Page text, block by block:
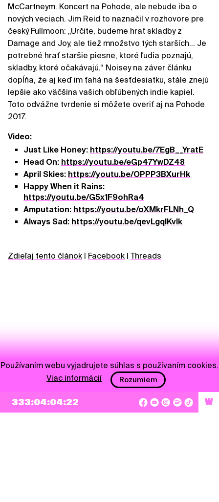
McCartneym. Koncert na Pohode, ale nebude iba o
nových veciach. Jim Reid to naznačil v rozhovore pre
český Fullmoon: „Určite, budeme hrať skladby z
Damage and Joy, ale tiež množstvo tých starších... Je
potrebné hrať staršie piesne, ktoré ľudia poznajú,
skladby, ktoré očakávajú.“ Noisey na záver článku
dopĺňa, že aj keď im ťahá na šesťdesiatku, stále znejú
lepšie ako väčšina vašich obľúbených indie kapiel.
Toto odvážne tvrdenie si môžete overiť aj na Pohode
2017.
Video:
Just Like Honey: https://youtu.be/7EgB__YratE
Head On: https://youtu.be/eGp47YwDZ48
April Skies: https://youtu.be/OPPP3BXurHk
Happy When it Rains:
https://youtu.be/G5x1F9ohRa4
Amputation: https://youtu.be/oXMkrFLNh_Q
Always Sad: https://youtu.be/qevLgqlKvIk
Zdieľaj tento článok Facebook Threads
NEWSLETTER
333:04:04:22 W
Používaním webu vyjadrujete súhlas s používaním cookies.
Viac informácií
Rozumiem